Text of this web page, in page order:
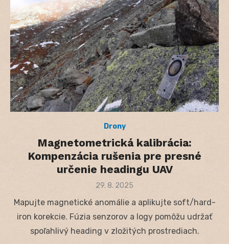
Drony
Magnetometrická kalibrácia:
Kompenzácia rušenia pre presné
určenie headingu UAV
Posted
29. 8. 2025
Mapujte magnetické anomálie a aplikujte soft/hard-
iron korekcie. Fúzia senzorov a logy pomôžu udržať
spoľahlivý heading v zložitých prostrediach.